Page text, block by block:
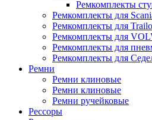
Ремкомплекты
Ремкомплекты для
Ремкомплекты для
Ремкомплекты для
Ремкомплекты для
Ремкомплекты для
Ремни
Ремни клиновые
Ремни клиновые
Ремни ручейковые
Рессоры